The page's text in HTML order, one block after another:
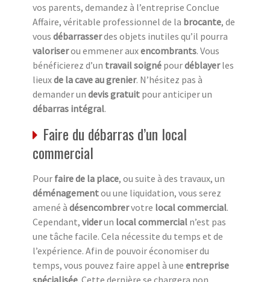
vos parents, demandez à l’entreprise Conclue
Affaire, véritable professionnel de la brocante, de
vous débarrasserdes objets inutiles qu’il pourra
valoriserou emmener auxencombrants. Vous
bénéficierez d’un travail soigné pourdéblayerles
lieuxde la cave au grenier. N’hésitez pas à
demander un devis gratuit pour anticiper un
débarras intégral.
Faire du débarras d’un local
commercial
Pour faire de la place, ou suite à des travaux, un
déménagementou une liquidation, vous serez
amené à désencombrervotre local commercial.
Cependant, viderun local commercial n’est pas
une tâche facile. Cela nécessite du temps et de
l’expérience. Afin de pouvoir économiser du
temps, vous pouvez faire appel à une entreprise
spécialisée. Cette dernière se chargera non